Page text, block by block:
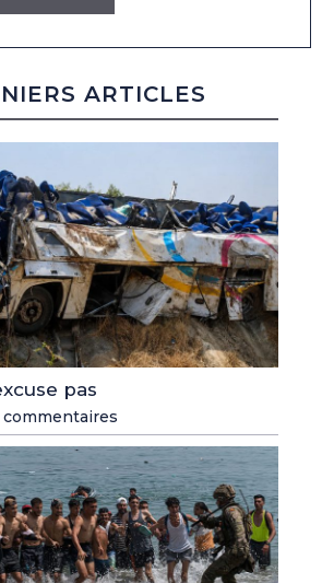
ARTICLES
pas
commentaires